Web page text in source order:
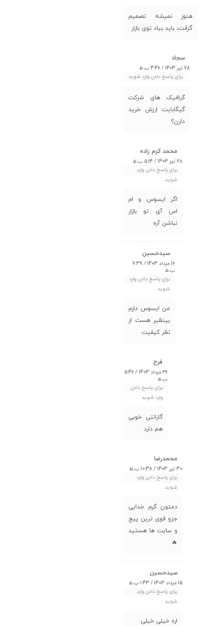
هنوز نمیشه تصمیم
گرفت، باید بیاد توی بازار
سجاد
28 تیر 1403 / 4:46 ب.ظ
برای پاسخ دادن وارد شوید
گرافیک های شرکت
گیگابایت ارزش خرید
دارن؟
محمد کرم زاده
28 تیر 1403 / 5:14 ب.ظ
برای پاسخ دادن وارد
شوید
اگر ایسوس و ام
اس آی تو بازار
نباشن آره
سیدحسین
16 مرداد 1403 / 7:39
ب.ظ
برای پاسخ دادن وارد
شوید
من ایسوس دارم
بینظیر هست از
نظر کیفیت
فرح
29 مرداد 1403 / 5:46
ب.ظ
برای پاسخ دادن
وارد شوید
گارانتی خوبی
هم دارد
محمدرضا
30 تیر 1403 / 10:38 ب.ظ
برای پاسخ دادن وارد
شوید
دمتون گرم خدایی
جزو قوی ترین پیج
و سایت ها هستید
🔥
سیدحسین
15 مرداد 1403 / 1:43 ب.ظ
برای پاسخ دادن وارد
شوید
اره خیلی خیلی